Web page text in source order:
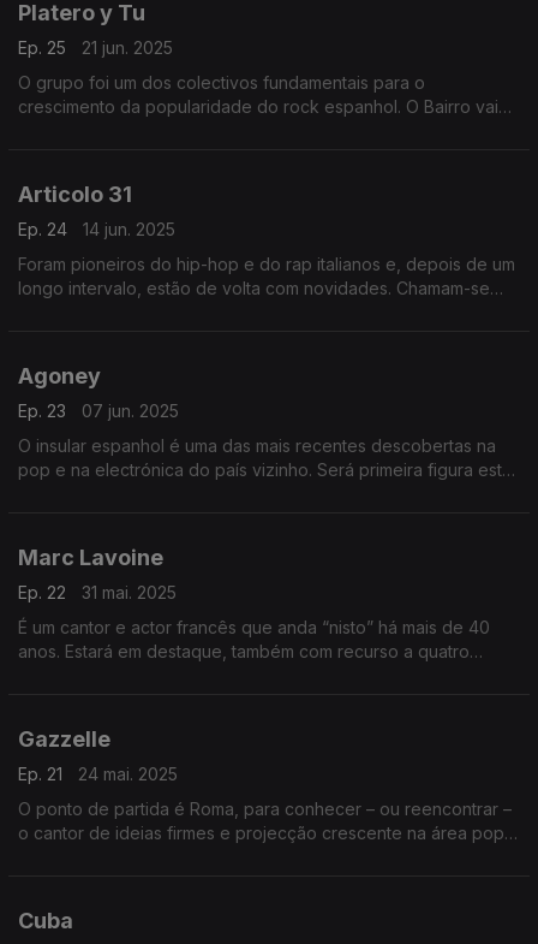
Platero y Tu
Ep. 25
21 jun. 2025
O grupo foi um dos colectivos fundamentais para o
crescimento da popularidade do rock espanhol. O Bairro vai
Articolo 31
Ep. 24
14 jun. 2025
Foram pioneiros do hip-hop e do rap italianos e, depois de um
longo intervalo, estão de volta com novidades. Chamam-se
Agoney
Ep. 23
07 jun. 2025
O insular espanhol é uma das mais recentes descobertas na
pop e na electrónica do país vizinho. Será primeira figura esta
Marc Lavoine
Ep. 22
31 mai. 2025
É um cantor e actor francês que anda “nisto” há mais de 40
anos. Estará em destaque, também com recurso a quatro
Gazzelle
Ep. 21
24 mai. 2025
O ponto de partida é Roma, para conhecer – ou reencontrar –
o cantor de ideias firmes e projecção crescente na área pop,
Cuba